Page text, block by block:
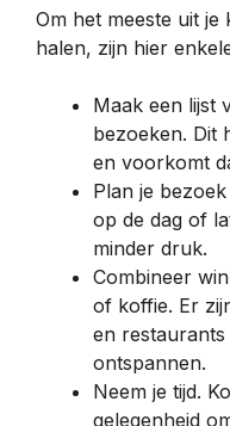
Om het meeste uit je
halen, zijn hier
Maak een lijst
bezoeken. Dit
en voorkomt
Plan je
op de dag of
minder druk.
Combineer
of koffie. Er
en
ontspannen.
Neem je tijd.
gelegenheid